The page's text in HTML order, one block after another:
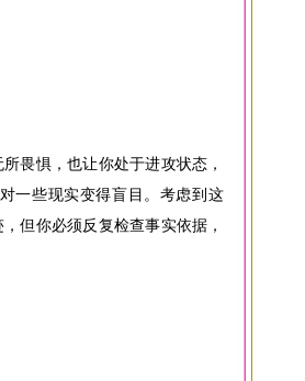
畏惧，也让你处于进攻状态，
一些现实变得盲目。考虑到这
但你必须反复检查事实依据，